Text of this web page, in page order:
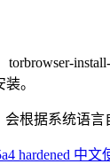
。
根据系统语言